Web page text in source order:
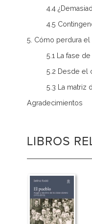
4.4
4.5
5. Cómo perdura el
5.1 La fase
5.2 Desde el
5.3 La matriz
Agradecimientos
LIBROS